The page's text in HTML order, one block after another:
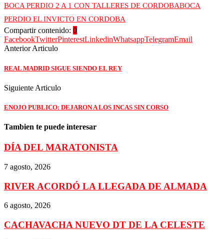
BOCA PERDIO 2 A 1 CON TALLERES DE CORDOBABOCA
PERDIO EL INVICTO EN CORDOBA
Compartir contenido: 0
FacebookTwitterPinterestLinkedinWhatsappTelegramEmail
Anterior Articulo
REAL MADRID SIGUE SIENDO EL REY
Siguiente Articulo
ENOJO PUBLICO: DEJARON A LOS INCAS SIN CORSO
Tambien te puede interesar
DÍA DEL MARATONISTA
7 agosto, 2026
RIVER ACORDÓ LA LLEGADA DE ALMADA
6 agosto, 2026
CACHAVACHA NUEVO DT DE LA CELESTE